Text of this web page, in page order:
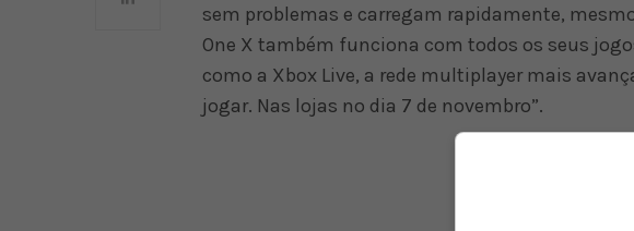
sem problemas e carregam rapidamente,
One X também funciona com todos os seus
como a Xbox Live, a rede multiplayer mais
jogar. Nas lojas no dia 7 de novembro”.